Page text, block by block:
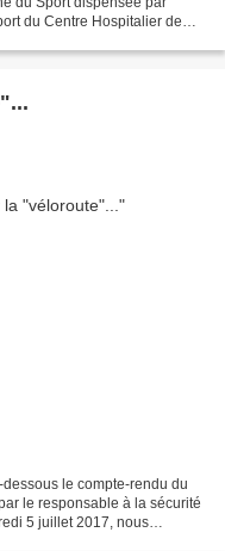
du Centre Hospitalier de
le compte-rendu du
le responsable à la sécurité
5 juillet 2017, nous